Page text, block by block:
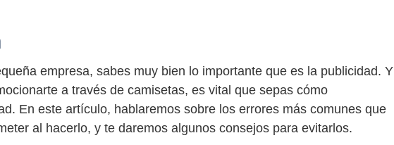
empresa, sabes muy bien lo importante que es la publicidad. Y
a través de camisetas, es vital que sepas cómo
En este artículo, hablaremos sobre los errores más comunes que
al hacerlo, y te daremos algunos consejos para evitarlos.